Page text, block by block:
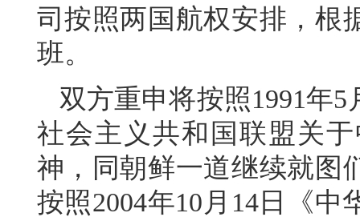
司按照两国航权安排，根
班。
双方重申将按照1991年
社会主义共和国联盟关
神，同朝鲜一道继续就图
按照2004年10月14日《